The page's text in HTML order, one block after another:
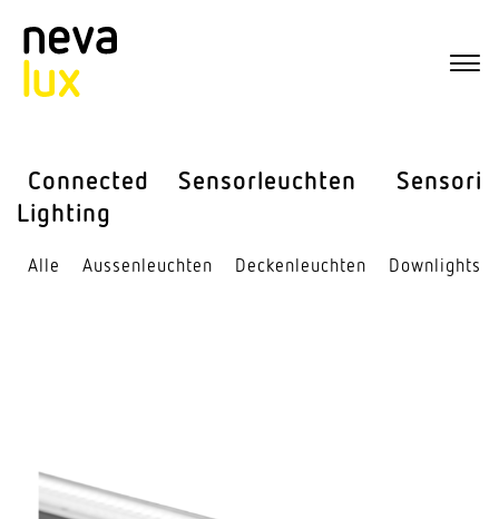
Connected
Lighting
Sensor­leuchten Sensorik
Alle Aussen­leuchten Decken­leuchten Down­lights